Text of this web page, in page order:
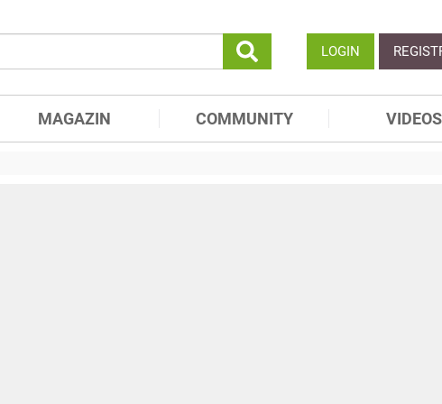
LOGIN
MAGAZIN COMMUNITY VIDEOS